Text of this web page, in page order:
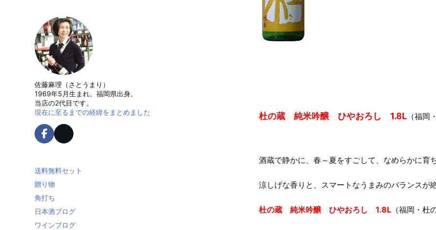
杜の蔵 純米吟醸 ひやおろし 1.8L （福岡
酒蔵で静かに、春～夏をすごして、なめらかに育
涼しげな香りと、スマートなうまみのバランスが
杜の蔵 純米吟醸 ひやおろし 1.8L （福岡・
佐藤麻理（さとうまり）
1969年5月生まれ。福岡県出身。
当店の2代目です。
現在に至るまでの経緯をまとめました
送料無料セット
贈り物
角打ち
日本酒ブログ
ワインブログ